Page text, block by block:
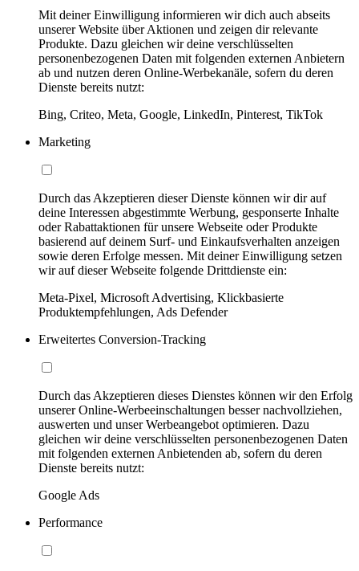
Mit deiner Einwilligung informieren wir dich auch abseits
unserer Website über Aktionen und zeigen dir relevante
Produkte. Dazu gleichen wir deine verschlüsselten
personenbezogenen Daten mit folgenden externen Anbietern
ab und nutzen deren Online-Werbekanäle, sofern du deren
Dienste bereits nutzt:
Bing, Criteo, Meta, Google, LinkedIn, Pinterest, TikTok
Marketing
Durch das Akzeptieren dieser Dienste können wir dir auf
deine Interessen abgestimmte Werbung, gesponserte Inhalte
oder Rabattaktionen für unsere Webseite oder Produkte
basierend auf deinem Surf- und Einkaufsverhalten anzeigen
sowie deren Erfolge messen. Mit deiner Einwilligung setzen
wir auf dieser Webseite folgende Drittdienste ein:
Meta-Pixel, Microsoft Advertising, Klickbasierte
Produktempfehlungen, Ads Defender
Erweitertes Conversion-Tracking
Durch das Akzeptieren dieses Dienstes können wir den Erfolg
unserer Online-Werbeeinschaltungen besser nachvollziehen,
auswerten und unser Werbeangebot optimieren. Dazu
gleichen wir deine verschlüsselten personenbezogenen Daten
mit folgenden externen Anbietenden ab, sofern du deren
Dienste bereits nutzt:
Google Ads
Performance